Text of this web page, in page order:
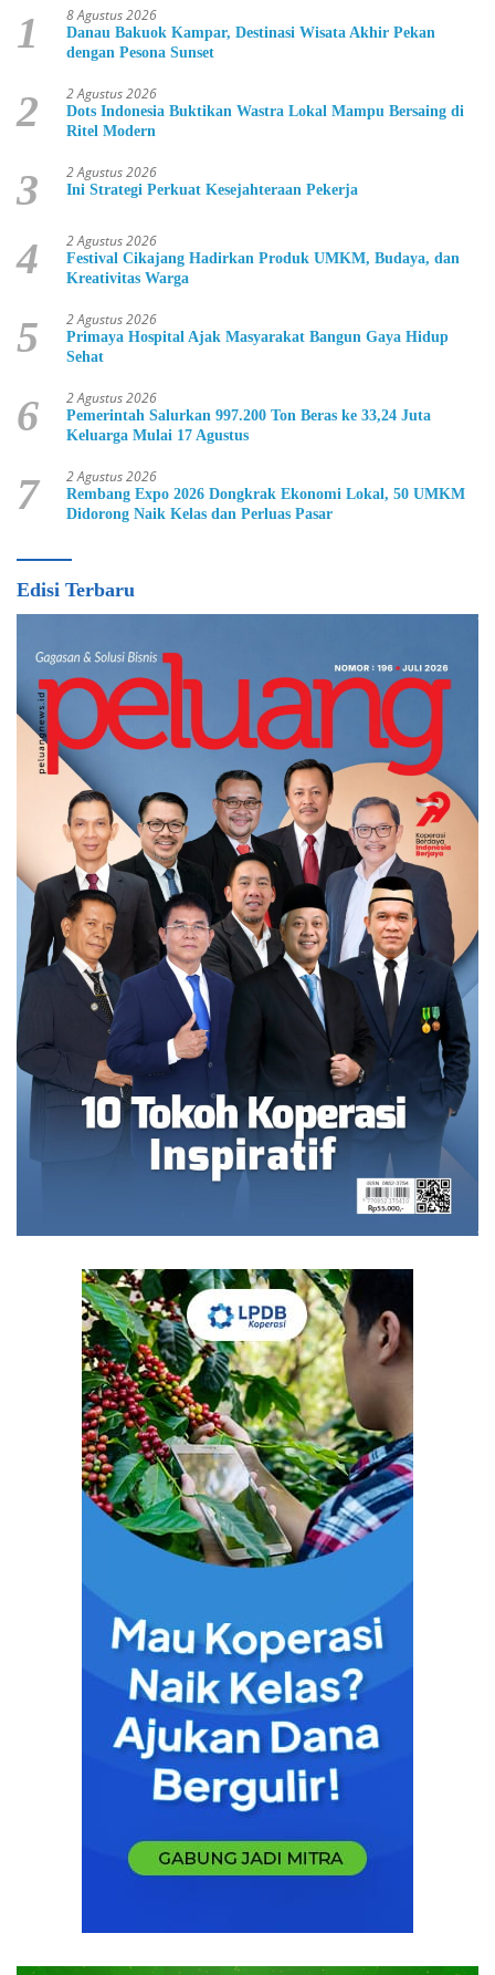
1 8 Agustus 2026
Danau Bakuok Kampar, Destinasi Wisata Akhir Pekan
dengan Pesona Sunset
2 2 Agustus 2026
Dots Indonesia Buktikan Wastra Lokal Mampu Bersaing di
Ritel Modern
3 2 Agustus 2026
Ini Strategi Perkuat Kesejahteraan Pekerja
4 2 Agustus 2026
Festival Cikajang Hadirkan Produk UMKM, Budaya, dan
Kreativitas Warga
5 2 Agustus 2026
Primaya Hospital Ajak Masyarakat Bangun Gaya Hidup
Sehat
6 2 Agustus 2026
Pemerintah Salurkan 997.200 Ton Beras ke 33,24 Juta
Keluarga Mulai 17 Agustus
7 2 Agustus 2026
Rembang Expo 2026 Dongkrak Ekonomi Lokal, 50 UMKM
Didorong Naik Kelas dan Perluas Pasar
Edisi Terbaru